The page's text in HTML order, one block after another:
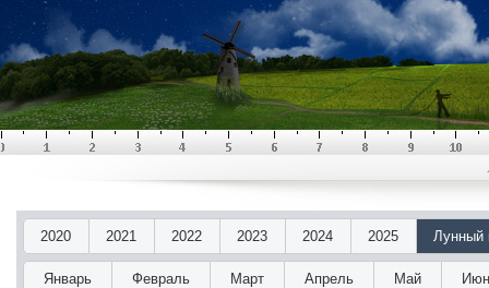
2020 2021 2022 2023 2024 2025 Лунный
Январь Февраль Март Апрель Май